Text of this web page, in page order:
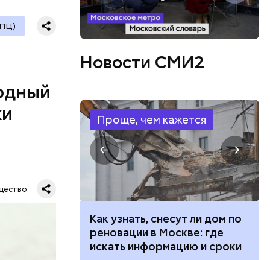
со
это
Новости СМИ2
Проще, чем кажется
Как узнать, снесут ли дом по
реновации в Москве: где
искать информацию и сроки